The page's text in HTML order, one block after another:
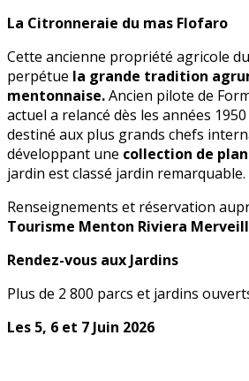
La Citronneraie du mas Flofaro
Cette ancienne propriété agricole du
perpétue la grande tradition
mentonnaise.Ancien pilote de
actuel a relancé dès les années
destiné aux plus grands chefs
développant une collection de
jardin est classé jardin remarquable.
Renseignements et réservation
Tourisme Menton Riviera
Rendez-vous aux Jardins
Plus de 2 800 parcs et jardins
Les 5, 6 et 7 Juin 2026